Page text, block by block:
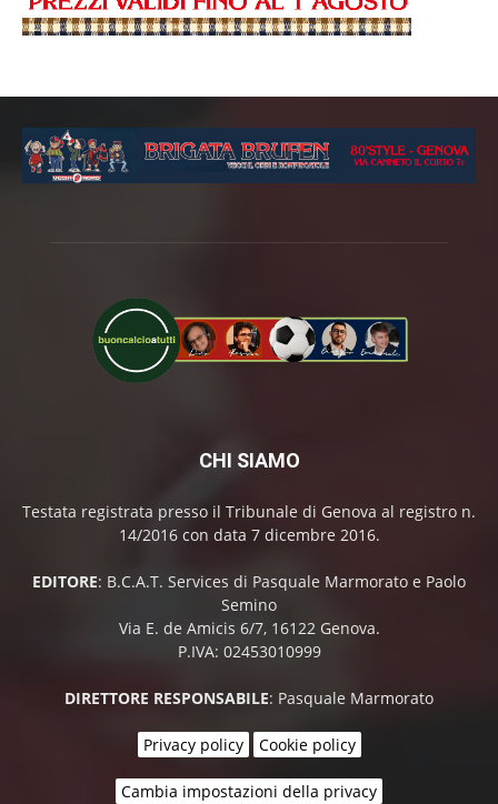
CHI SIAMO
Testata registrata presso il Tribunale di Genova al registro n.
14/2016 con data 7 dicembre 2016.
EDITORE: B.C.A.T. Services di Pasquale Marmorato e Paolo
Semino
Via E. de Amicis 6/7, 16122 Genova.
P.IVA: 02453010999
DIRETTORE RESPONSABILE: Pasquale Marmorato
Privacy policy Cookie policy
Cambia impostazioni della privacy